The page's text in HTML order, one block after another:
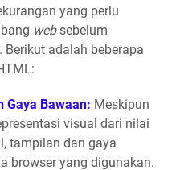
yang perlu
websebelum
adalah beberapa
Gaya Bawaan: Meskipun
visual dari nilai
tampilan dan gaya
browser yang digunakan.